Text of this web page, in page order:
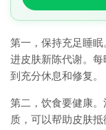
第一，保持充足睡
进皮肤新陈代谢。
到充分休息和修复。
第二，饮食要健康
质，可以帮助皮肤